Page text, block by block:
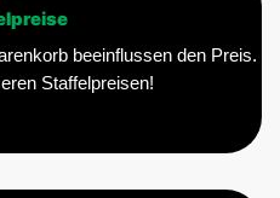
beeinflussen den Preis.
Staffelpreisen!